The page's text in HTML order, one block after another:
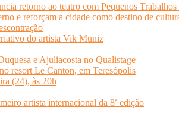
retorno ao teatro com Pequenos
e reforçam a cidade como destino de
do artista Vik Muniz
e Ajuliacosta no Qualistage
resort Le Canton, em Teresópolis
(24), às 20h
artista internacional da 8ª edição